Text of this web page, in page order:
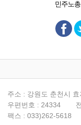
민주노
주소 : 강원도 춘천시
우편번호 : 24334
팩스 : 033)262-5618